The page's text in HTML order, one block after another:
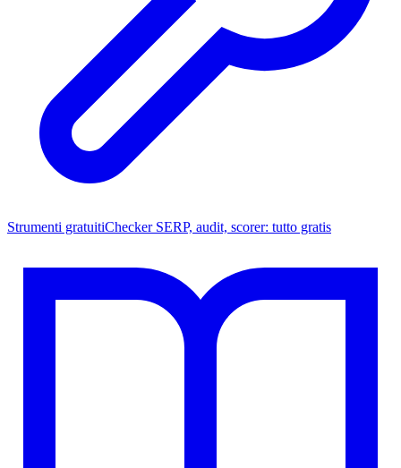
Strumenti gratuitiChecker SERP, audit, scorer: tutto gratis